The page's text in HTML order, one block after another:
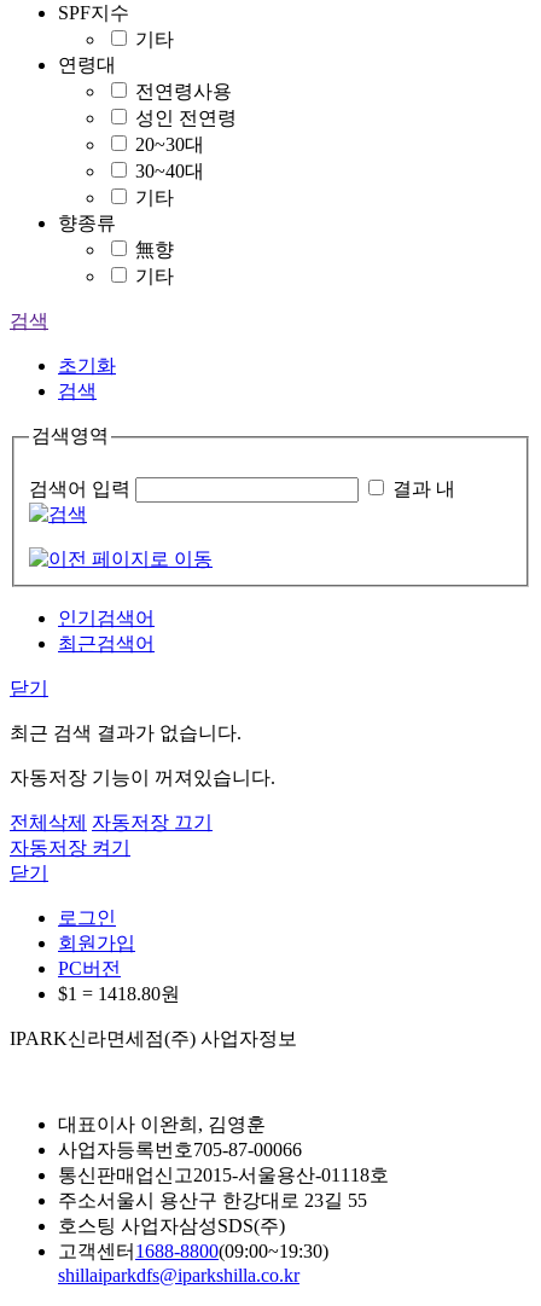
SPF지수
기타
연령대
전연령사용
성인 전연령
20~30대
30~40대
기타
향종류
無향
기타
검색
초기화
검색
검색영역
검색어 입력 결과 내
인기검색어
최근검색어
닫기
최근 검색 결과가 없습니다.
자동저장 기능이 꺼져있습니다.
전체삭제 자동저장 끄기
자동저장 켜기
닫기
로그인
회원가입
PC버전
$1 = 1418.80원
IPARK신라면세점(주) 사업자정보
대표이사 이완희, 김영훈
사업자등록번호705-87-00066
통신판매업신고2015-서울용산-01118호
주소서울시 용산구 한강대로 23길 55
호스팅 사업자삼성SDS(주)
고객센터 1688-8800(09:00~19:30)
shillaiparkdfs@iparkshilla.co.kr